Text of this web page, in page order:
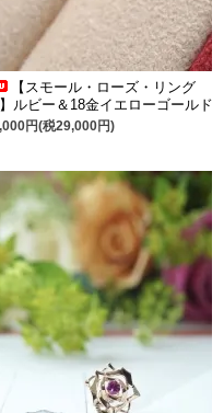
【スモール・ローズ・リング
ルビー＆18金イエローゴールド
円(税29,000円)